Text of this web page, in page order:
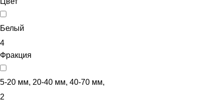
Белый
4
Фракция
5-20 мм, 20-40 мм, 40-70 мм,
2